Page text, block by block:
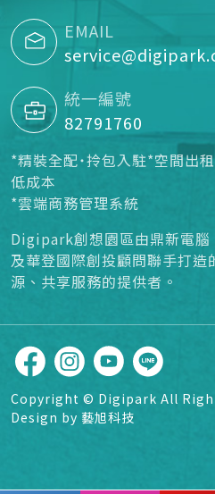
EMAIL
統一編號
82791760
*精裝全配˙拎包入駐*空間出
低成本
*雲端商務管理系統
Digipark創想園區由鼎新電腦
及華登國際創投顧問聯手打造
源、共享服務的提供者。
Copyright © Digipark All
Design by 藝旭科技